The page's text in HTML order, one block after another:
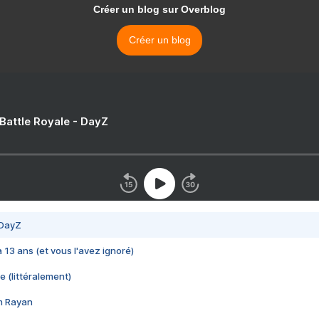
Créer un blog sur Overblog
Créer un blog
Royale - DayZ
13 ans (et vous l'avez ignoré)
(littéralement)
Rayan